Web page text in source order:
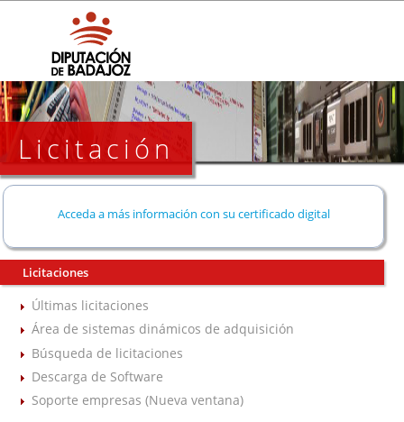
Licitación
Acceda a más información con su certificado digital
Licitaciones
Últimas licitaciones
Área de sistemas dinámicos de adquisición
Búsqueda de licitaciones
Descarga de Software
Soporte empresas (Nueva ventana)